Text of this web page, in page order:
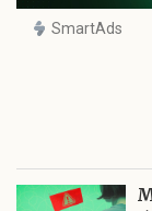
SmartAds